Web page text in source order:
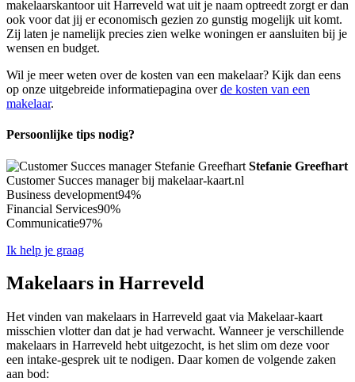
makelaarskantoor uit Harreveld wat uit je naam optreedt zorgt er dan
ook voor dat jij er economisch gezien zo gunstig mogelijk uit komt.
Zij laten je namelijk precies zien welke woningen er aansluiten bij je
wensen en budget.
Wil je meer weten over de kosten van een makelaar? Kijk dan eens
op onze uitgebreide informatiepagina overde kosten van een
makelaar.
Persoonlijke tips nodig?
Stefanie Greefhart
Customer Succes manager bij makelaar-kaart.nl
Business development94%
Financial Services90%
Communicatie97%
Ik help je graag
Makelaars in Harreveld
Het vinden van makelaars in Harreveld gaat via Makelaar-kaart
misschien vlotter dan dat je had verwacht. Wanneer je verschillende
makelaars in Harreveld hebt uitgezocht, is het slim om deze voor
een intake-gesprek uit te nodigen. Daar komen de volgende zaken
aan bod: